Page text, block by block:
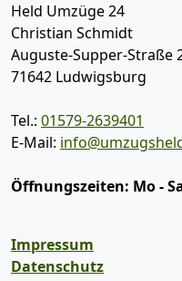
Held Umzüge 24
Christian Schmidt
Auguste-Supper-Straße
71642 Ludwigsburg
Tel.: 01579-2639401
E-Mail:
Öffnungszeiten: Mo -
Impressum
Datenschutz